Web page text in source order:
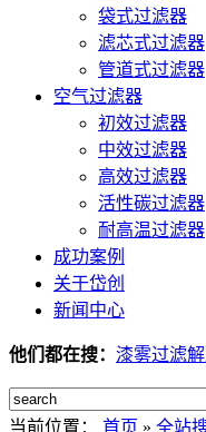
袋式过滤器
滤芯式过滤器
管道式过滤器
空气过滤器
初效过滤器
中效过滤器
高效过滤器
活性碳过滤器
耐高温过滤器
成功案例
关于岱创
新闻中心
他们都在搜： 漆雾过滤
当前位置： 首页 » 全站